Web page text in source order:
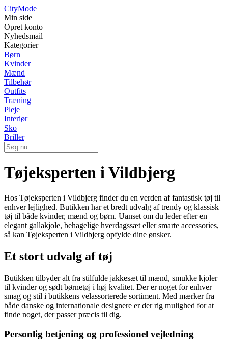
CityMode
Min side
Opret konto
Nyhedsmail
Kategorier
Børn
Kvinder
Mænd
Tilbehør
Outfits
Træning
Pleje
Interiør
Sko
Briller
Tøjeksperten i Vildbjerg
Hos Tøjeksperten i Vildbjerg finder du en verden af fantastisk tøj til
enhver lejlighed. Butikken har et bredt udvalg af trendy og klassisk
tøj til både kvinder, mænd og børn. Uanset om du leder efter en
elegant gallakjole, behagelige hverdagssæt eller smarte accessories,
så kan Tøjeksperten i Vildbjerg opfylde dine ønsker.
Et stort udvalg af tøj
Butikken tilbyder alt fra stilfulde jakkesæt til mænd, smukke kjoler
til kvinder og sødt børnetøj i høj kvalitet. Der er noget for enhver
smag og stil i butikkens velassorterede sortiment. Med mærker fra
både danske og internationale designere er der rig mulighed for at
finde noget, der passer præcis til dig.
Personlig betjening og professionel vejledning